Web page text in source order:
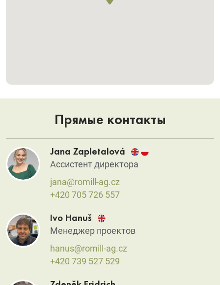
Прямые контакты
Jana Zapletalová
Aссистент директора
jana@romill-ag.cz
+420 705 726 557
Ivo Hanuš
Менеджер проектов
hanus@romill-ag.cz
+420 739 527 529